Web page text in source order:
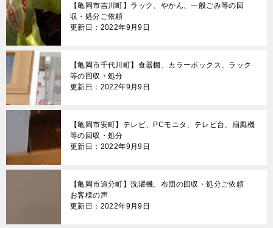
【亀岡市吉川町】ラック、やかん、一般ごみ等の回
収・処分ご依頼
更新日：2022年9月9日
【亀岡市千代川町】食器棚、カラーボックス、ラック
等の回収・処分
更新日：2022年9月9日
【亀岡市安町】テレビ、PCモニタ、テレビ台、扇風機
等の回収・処分
更新日：2022年9月9日
【亀岡市追分町】洗濯機、布団の回収・処分ご依頼
お客様の声
更新日：2022年9月9日